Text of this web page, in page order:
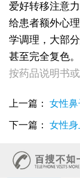
爱好转移注意
给患者额外心
学调理，大部
甚至完全复色。
按药品说明书
上一篇： 女性
下一篇： 女性